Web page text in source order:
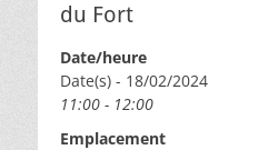
du Fort
Date/heure
Date(s) - 18/02/2024
11:00 - 12:00
Emplacement